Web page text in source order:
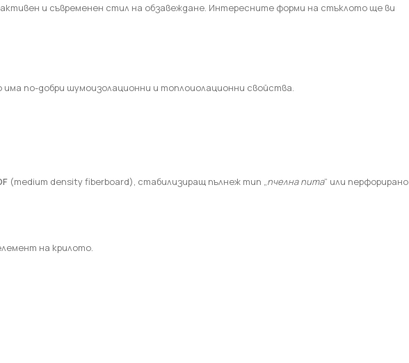
и съвременен стил на обзавеждане. Интересните форми на стъклото ще ви
има по-добри шумоизолационни и топлоиолационни свойства.
(medium density fiberboard), стабилизиращ пълнеж тип „ пчелна пита” или перфорирано
на крилото.